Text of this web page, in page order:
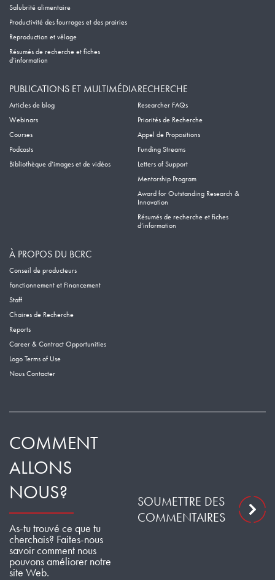
Salubrité alimentaire
Productivité des fourrages et des prairies
Reproduction et vêlage
Résumés de recherche et fiches
d’information
PUBLICATIONS ET MULTIMÉDIA
Articles de blog
Webinars
Courses
Podcasts
Bibliothèque d’images et de vidéos
RECHERCHE
Researcher FAQs
Priorités de Recherche
Appel de Propositions
Funding Streams
Letters of Support
Mentorship Program
Award for Outstanding Research &
Innovation
Résumés de recherche et fiches
d’information
À PROPOS DU BCRC
Conseil de producteurs
Fonctionnement et Financement
Staff
Chaires de Recherche
Reports
Career & Contract Opportunities
Logo Terms of Use
Nous Contacter
COMMENT
ALLONS
NOUS?
As-tu trouvé ce que tu
cherchais? Faites-nous
savoir comment nous
pouvons améliorer notre
site Web.
SOUMETTRE DES
COMMENTAIRES